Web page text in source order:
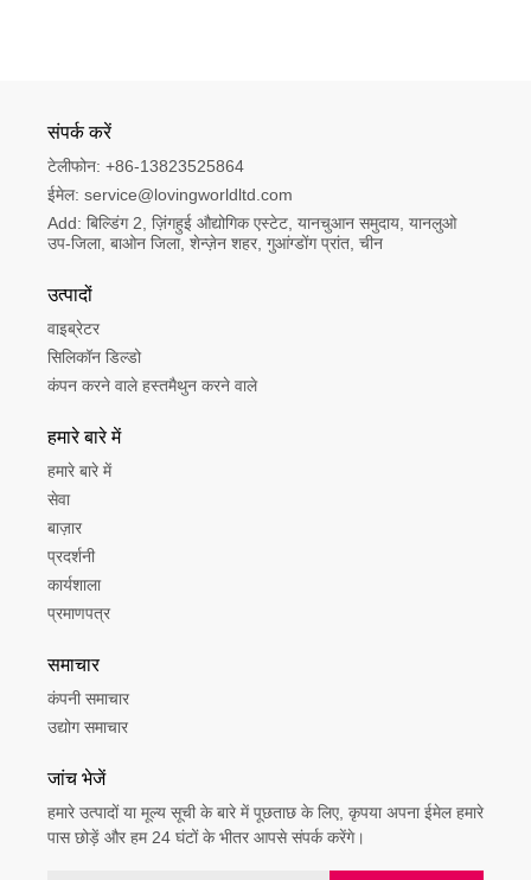
संपर्क करें
टेलीफोन: +86-13823525864
ईमेल: service@lovingworldltd.com
Add: बिल्डिंग 2, ज़िंगहुई औद्योगिक एस्टेट, यानचुआन समुदाय, यानलुओ
उप-जिला, बाओन जिला, शेन्ज़ेन शहर, गुआंग्डोंग प्रांत, चीन
उत्पादों
वाइब्रेटर
सिलिकॉन डिल्डो
कंपन करने वाले हस्तमैथुन करने वाले
हमारे बारे में
हमारे बारे में
सेवा
बाज़ार
प्रदर्शनी
कार्यशाला
प्रमाणपत्र
समाचार
कंपनी समाचार
उद्योग समाचार
जांच भेजें
हमारे उत्पादों या मूल्य सूची के बारे में पूछताछ के लिए, कृपया अपना ईमेल हमारे
पास छोड़ें और हम 24 घंटों के भीतर आपसे संपर्क करेंगे।